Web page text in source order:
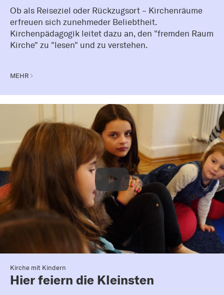
Ob als Reiseziel oder Rückzugsort – Kirchenräume
erfreuen sich zunehmeder Beliebtheit.
Kirchenpädagogik leitet dazu an, den "fremden Raum
Kirche" zu "lesen" und zu verstehen.
MEHR
Kirche mit Kindern
Hier feiern die Kleinsten